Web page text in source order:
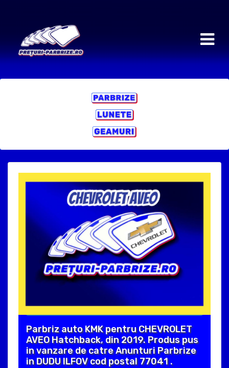
Parbriz auto KMK pentru CHEVROLET
AVEO Hatchback, din 2019. Produs pus
in vanzare de catre Anunturi Parbrize
in DUDU ILFOV cod postal 77041 .